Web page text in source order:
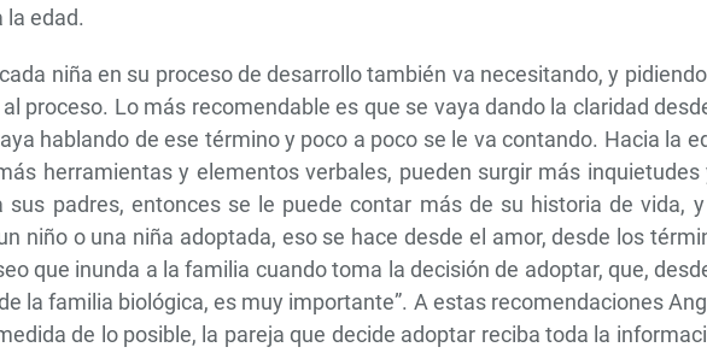
la edad.
niña en su proceso de desarrollo también va necesitando, y
proceso. Lo más recomendable es que se vaya dando la claridad
hablando de ese término y poco a poco se le va contando. Hacia la
herramientas y elementos verbales, pueden surgir más inquietudes
sus padres, entonces se le puede contar más de su historia de vida,
niño o una niña adoptada, eso se hace desde el amor, desde los
que inunda a la familia cuando toma la decisión de adoptar, que,
la familia biológica, es muy importante”. A estas recomendaciones
de lo posible, la pareja que decide adoptar reciba toda la